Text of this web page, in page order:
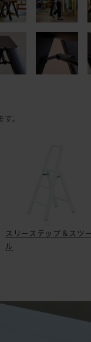
。
スリーステップ＆スツー
ル